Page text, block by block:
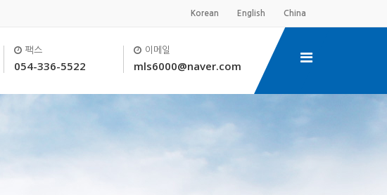
China
English
Korean
팩스
054-336-5522
이메일
mls6000@naver.com